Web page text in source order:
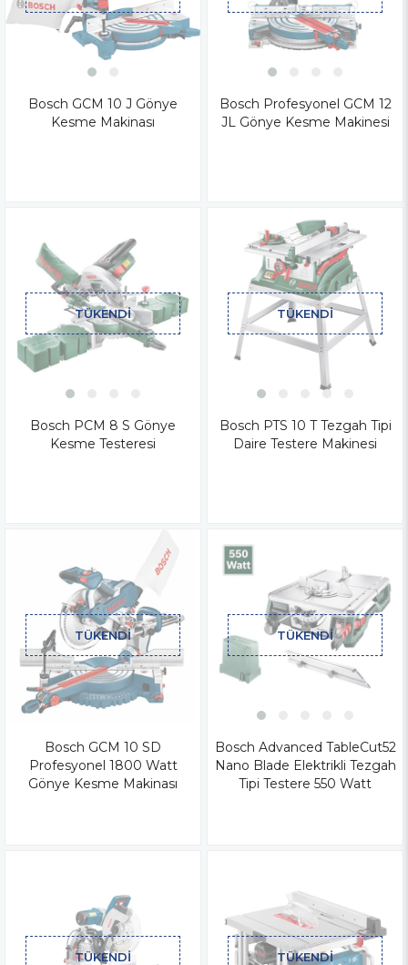
Bosch GCM 10 J Gönye
Kesme Makinası
Bosch Profesyonel GCM 12
JL Gönye Kesme Makinesi
TÜKENDI
Bosch PCM 8 S Gönye
Kesme Testeresi
TÜKENDI
Bosch PTS 10 T Tezgah Tipi
Daire Testere Makinesi
TÜKENDI
Bosch GCM 10 SD
Profesyonel 1800 Watt
Gönye Kesme Makinası
TÜKENDI
Bosch Advanced TableCut52
Nano Blade Elektrikli Tezgah
Tipi Testere 550 Watt
TÜKENDI TÜKENDI